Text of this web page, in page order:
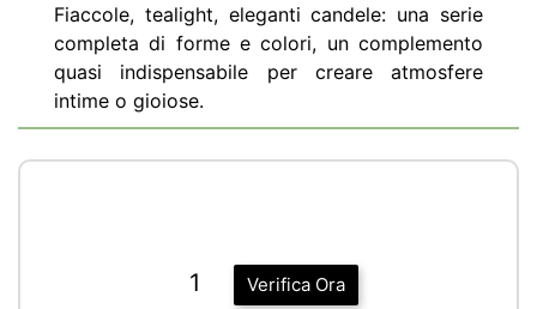
Fiaccole, tealight, eleganti candele: una serie
completa di forme e colori, un complemento
quasi indispensabile per creare atmosfere
intime o gioiose.
Verifica Ora
1